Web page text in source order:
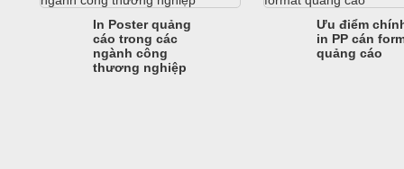
In Poster quảng
cáo trong các
ngành công
thương nghiệp
Ưu điểm
in PP cán
quảng cáo